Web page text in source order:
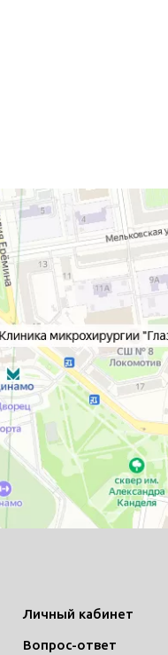
Личный кабинет
Вопрос-ответ